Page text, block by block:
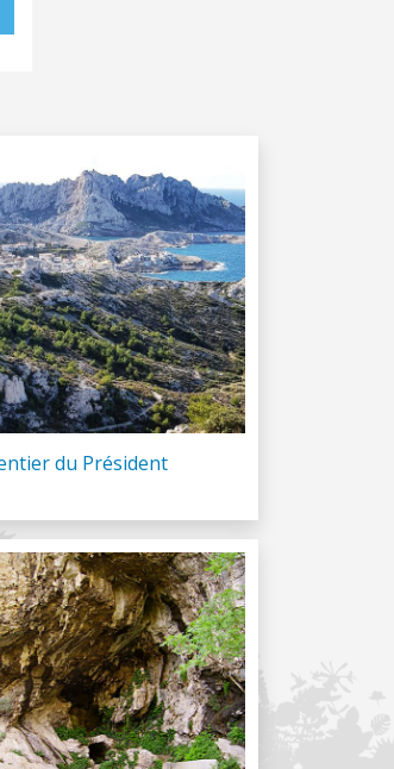
du Président